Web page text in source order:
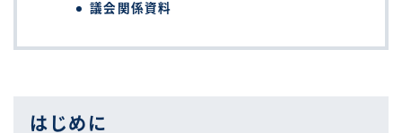
議会関係資料
はじめに